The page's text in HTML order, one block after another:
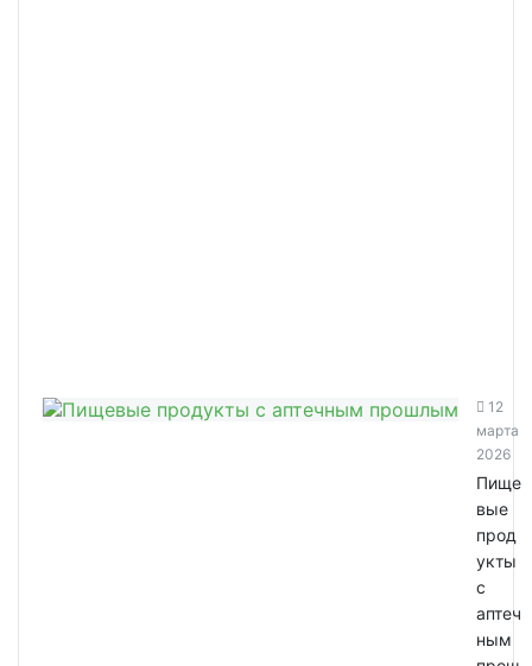
12
марта
2026
Пище
вые
прод
укты
с
аптеч
ным